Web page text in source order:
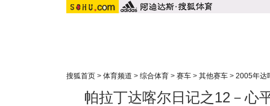
搜狐首页 > 体育频道 > 综合体育 > 赛车 > 其他赛车 > 2005年达
帕拉丁达喀尔日记之12－心